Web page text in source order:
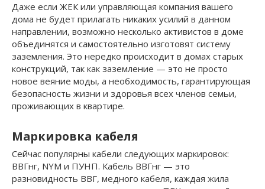
Даже если ЖЕК или управляющая компания вашего
дома не будет прилагать никаких усилий в данном
направлении, возможно несколько активистов в доме
объединятся и самостоятельно изготовят систему
заземления. Это нередко происходит в домах старых
конструкций, так как заземление — это не просто
новое веяние моды, а необходимость, гарантирующая
безопасность жизни и здоровья всех членов семьи,
проживающих в квартире.
Маркировка кабеля
Сейчас популярны кабели следующих маркировок:
ВВГнг, NYM и ПУНП. Кабель ВВГнг — это
разновидность ВВГ, медного кабеля, каждая жила